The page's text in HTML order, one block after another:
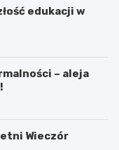
edukacji w
– aleja
Wieczór